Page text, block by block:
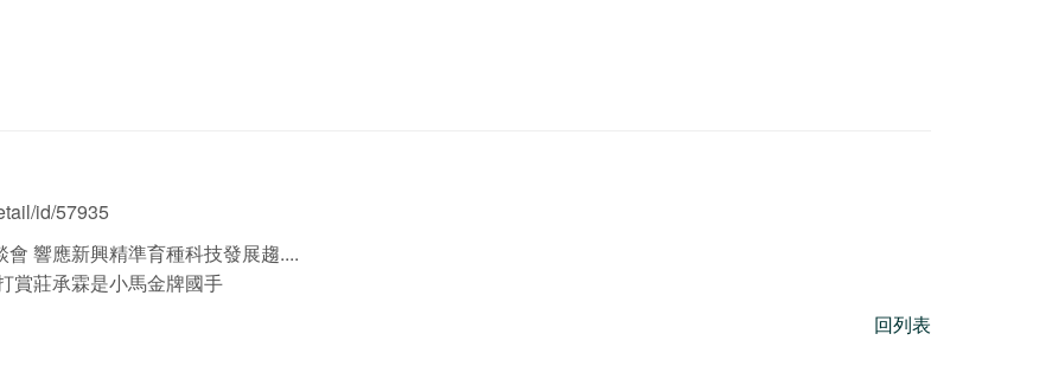
id/57935
會 響應新興精準育種科技發展趨....
莊承霖是小馬金牌國手
回列表